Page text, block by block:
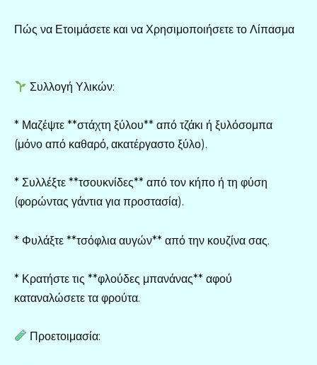
Πώς να Ετοιμάσετε και να Χρησιμοποιήσετε το Λίπασμα
Συλλογή Υλικών:
* Μαζέψτε **στάχτη ξύλου** από τζάκι ή ξυλόσομπα
(μόνο από καθαρό, ακατέργαστο ξύλο).
* Συλλέξτε **τσουκνίδες** από τον κήπο ή τη φύση
(φορώντας γάντια για προστασία).
* Φυλάξτε **τσόφλια αυγών** από την κουζίνα σας.
* Κρατήστε τις **φλούδες μπανάνας** αφού
καταναλώσετε τα φρούτα.
Προετοιμασία: